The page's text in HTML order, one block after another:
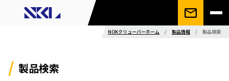
NOKクリューバーホーム / 製品情報 / 製品検索
製品検索